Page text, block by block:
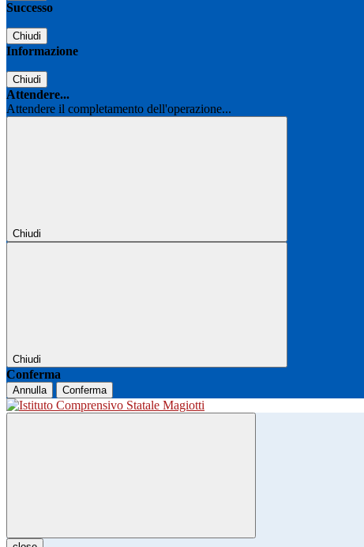
Successo
Chiudi
Informazione
Chiudi
Attendere...
Attendere il completamento dell'operazione...
Chiudi
Chiudi
Conferma
Annulla Conferma